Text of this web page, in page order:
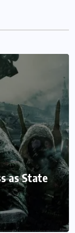
as State
farms their